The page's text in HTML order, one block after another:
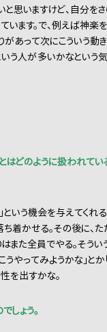
と思いますけど、自分
います。で、例えば神
あって次にこういう動
いう人が多いかなという
はどのように扱われてい
という機会を与えてく
着かせる。その後に、
はまた全員でやる。そう
やってみようかな」とか
を出すかな。
しょう。